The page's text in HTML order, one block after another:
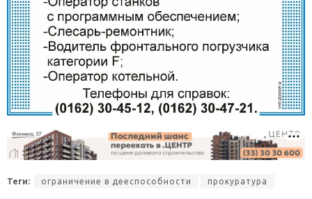
Теги: ограничение в дееспособности прокуратура